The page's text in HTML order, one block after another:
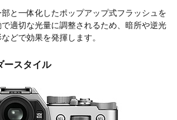
と一体化したポップアップ式フラッシュを
適切な光量に調整されるため、暗所や逆光
どで効果を発揮します。
ースタイル